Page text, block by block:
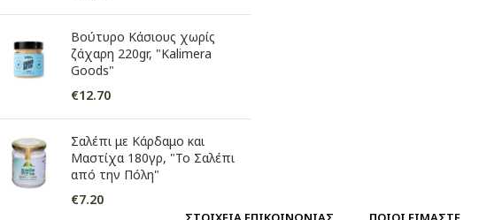
Βούτυρο Κάσιους χωρίς
ζάχαρη 220gr, "Kalimera
Goods"
€12.70
Σαλέπι με Κάρδαμο και
Μαστίχα 180γρ, "Το Σαλέπι
από την Πόλη"
€7.20